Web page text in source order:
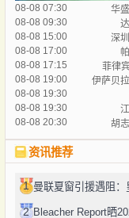
08-08 07:30 华
08-08 09:30
08-08 15:00
深
08-08 17:00
08-08 17:15
菲律
08-08 19:00
伊萨贝
08-08 19:30
08-08 19:30
08-08 20:30
胡
资讯推荐
1
2